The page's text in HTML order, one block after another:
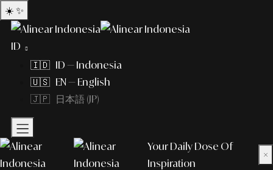
☀️ ✨
ID
🇮🇩 ID — Indonesia
🇺🇸 EN — English
🇯🇵 日本語 (JP)
Your Daily Dose Of
Inspiration
×